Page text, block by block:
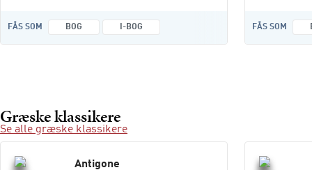
FÅS SOM BOG I-BOG FÅS SOM
Græske klassikere
Se alle græske klassikere
Antigone